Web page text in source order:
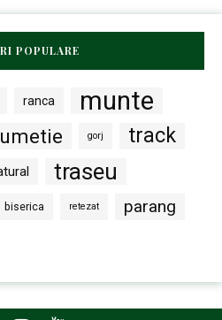
POPULARE
ranca munte
gorj track
traseu
biserica retezat parang